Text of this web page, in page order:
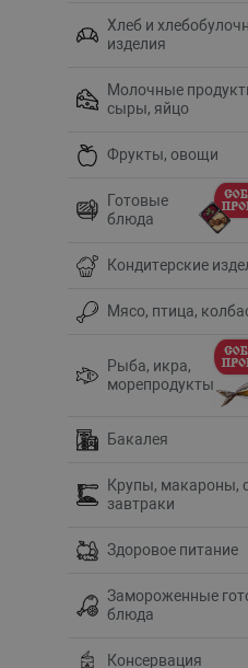
Хлеб и
изделия
Молочные
сыры, яйцо
Фрукты, овощи
Готовые
блюда
Кондитерские
Мясо, птица,
Рыба, икра,
морепродукты
Бакалея
Крупы, макароны,
завтраки
Здоровое питание
Замороженные
блюда
Консервация